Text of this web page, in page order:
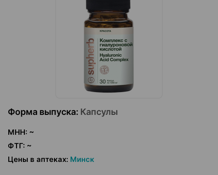
Форма выпуска: Капсулы
МНН: ~
ФТГ: ~
Цены в аптеках: Минск